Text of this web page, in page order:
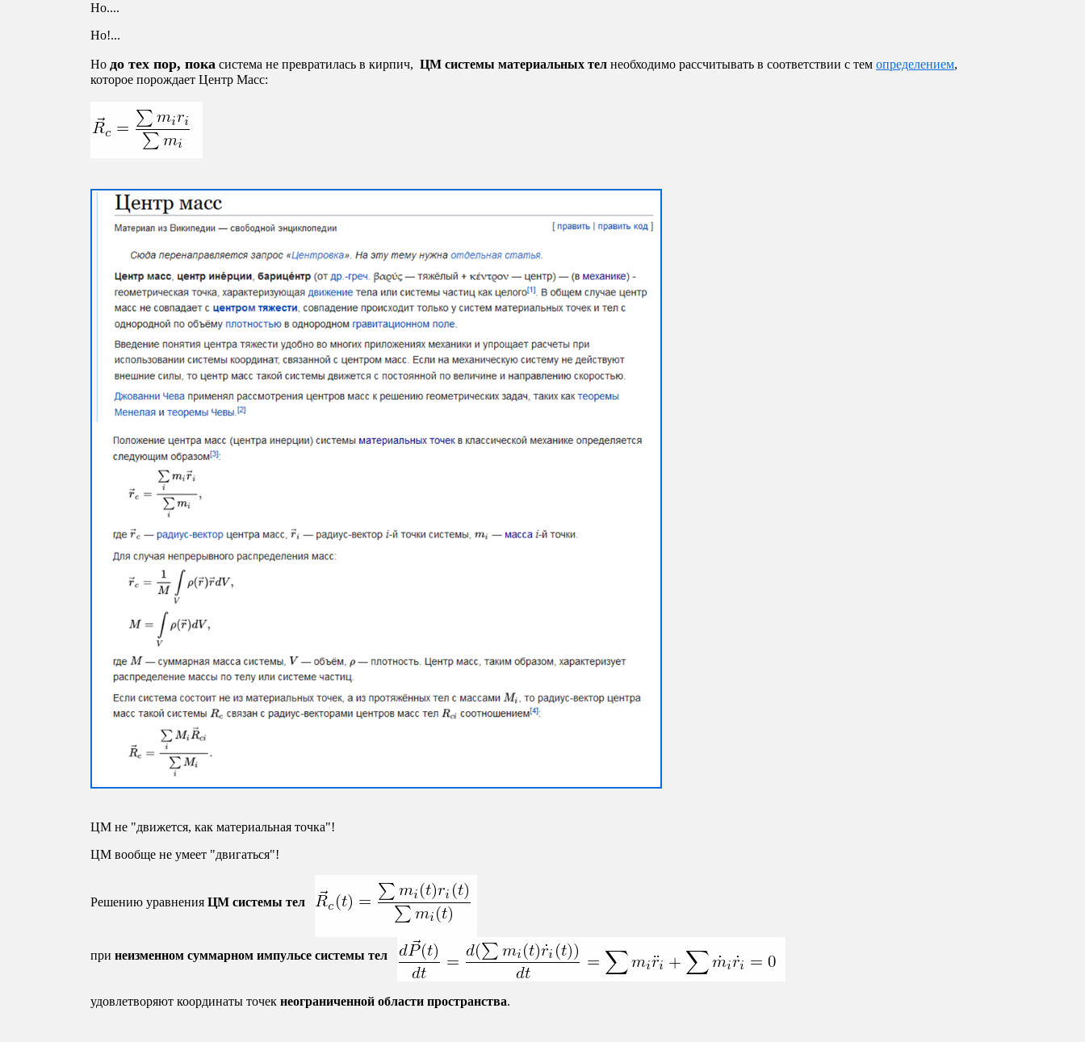
Но....
Но!...
Но до тех пор, пока система не превратилась в кирпич, ЦМ системы материальных тел необходимо рассчитывать в соответствии с тем определением,
которое порождает Центр Масс:
ЦМ не "движется, как материальная точка"!
ЦМ вообще не умеет "двигаться"!
Решению уравнения ЦМ системы тел
при неизменном суммарном импульсе системы тел
удовлетворяют координаты точек неограниченной области пространства.